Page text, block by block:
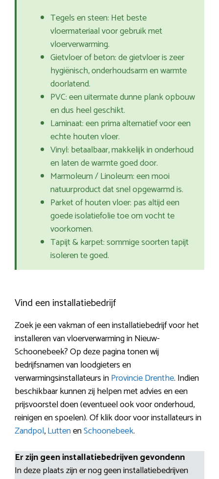
Tegels en steen: Het beste
vloermateriaal voor gebruik met
vloerverwarming.
Gietvloer of beton: de gietvloer is zeer
hygiënisch, onderhoudsarm en warmte
doorlatend.
PVC: een uitermate dunne plank opbouw
en dus heel geschikt.
Laminaat: een prima alternatief voor een
echte houten vloer.
Vinyl: betaalbaar, makkelijk in onderhoud
en laten de warmte goed door.
Marmoleum / Linoleum: een mooi
natuurproduct dat snel opgewarmd is.
Parket of houten vloer: pas altijd een
goede isolatiefolie toe om vocht te
voorkomen.
Tapijt & karpet: sommige soorten tapijt
isoleren te goed.
Vind een installatiebedrijf
Zoek je een vakman of een installatiebedrijf voor het
installeren van vloerverwarming in Nieuw-
Schoonebeek? Op deze pagina tonen wij
bedrijfsnamen van loodgieters en
verwarmingsinstallateurs inProvincie Drenthe. Indien
beschikbaar kunnen zij helpen met advies en een
prijsvoorstel doen (eventueel ook voor onderhoud,
reinigen en spoelen). Of klik door voor installateurs in
Zandpol,LuttenenSchoonebeek.
Er zijn geen installatiebedrijven gevondenn
In deze plaats zijn er nog geen installatiebedrijven